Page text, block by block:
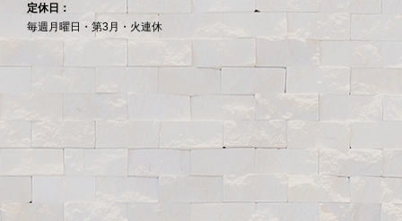
定休日：
毎週月曜日・第3月・火連休